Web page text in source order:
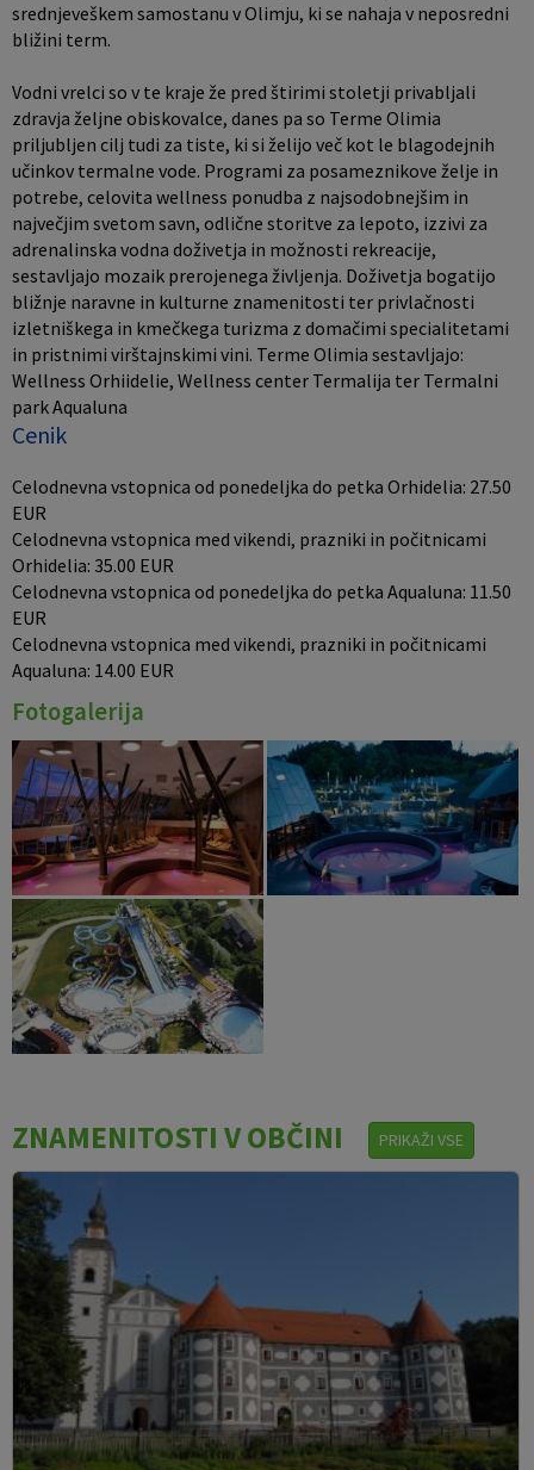
srednjeveškem samostanu v Olimju, ki se nahaja v neposredni
bližini term.
Vodni vrelci so v te kraje že pred štirimi stoletji privabljali
zdravja željne obiskovalce, danes pa so Terme Olimia
priljubljen cilj tudi za tiste, ki si želijo več kot le blagodejnih
učinkov termalne vode. Programi za posameznikove želje in
potrebe, celovita wellness ponudba z najsodobnejšim in
največjim svetom savn, odlične storitve za lepoto, izzivi za
adrenalinska vodna doživetja in možnosti rekreacije,
sestavljajo mozaik prerojenega življenja. Doživetja bogatijo
bližnje naravne in kulturne znamenitosti ter privlačnosti
izletniškega in kmečkega turizma z domačimi specialitetami
in pristnimi virštajnskimi vini. Terme Olimia sestavljajo:
Wellness Orhiidelie, Wellness center Termalija ter Termalni
park Aqualuna
Cenik
Celodnevna vstopnica od ponedeljka do petka Orhidelia: 27.50
EUR
Celodnevna vstopnica med vikendi, prazniki in počitnicami
Orhidelia: 35.00 EUR
Celodnevna vstopnica od ponedeljka do petka Aqualuna: 11.50
EUR
Celodnevna vstopnica med vikendi, prazniki in počitnicami
Aqualuna: 14.00 EUR
Fotogalerija
ZNAMENITOSTI V OBČINI PRIKAŽI VSE